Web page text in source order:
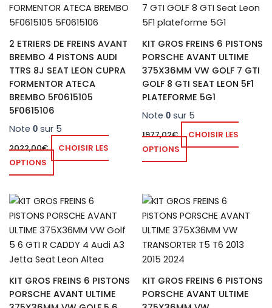
2 ETRIERS DE FREINS AVANT
BREMBO 4 PISTONS AUDI
TTRS 8J SEAT LEON CUPRA
FORMENTOR ATECA
BREMBO 5F0615105
5F0615106
Note 0 sur 5
2022,00€
CHOISIR LES
OPTIONS
plusieurs
variations.
options
peuvent
être
choisies
sur
la
page
du
KIT GROS FREINS 6 PISTONS
PORSCHE AVANT ULTIME
375X36MM VW GOLF 7 GTI
GOLF 8 GTI SEAT LEON 5F1
PLATEFORME 5G1
Note 0 sur 5
1977,02€
CHOISIR LES
OPTIONS
KIT GROS FREINS 6 PISTONS
PORSCHE AVANT ULTIME
KIT GROS FREINS 6 PISTONS
PORSCHE AVANT ULTIME